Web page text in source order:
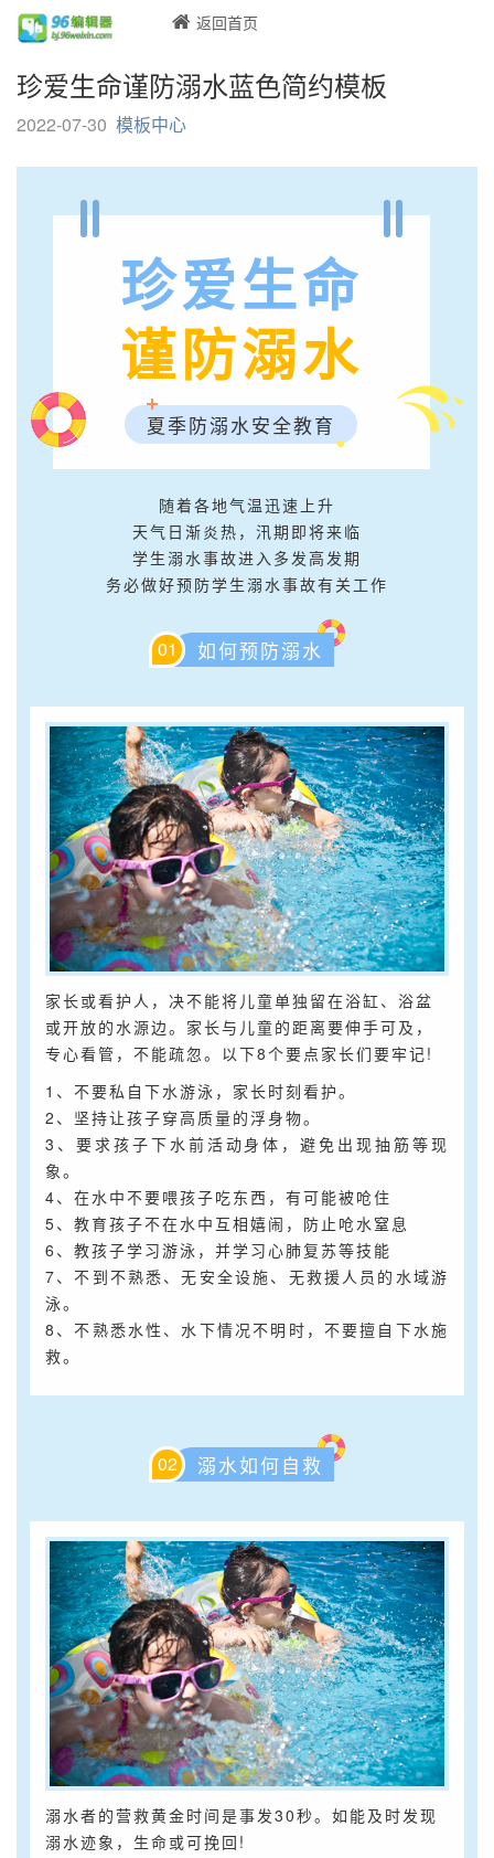
返回首页
珍爱生命谨防溺水蓝色简约模板
2022-07-30 模板中心
珍爱生命
谨防溺水
夏季防溺水安全教育
随着各地气温迅速上升
天气日渐炎热，汛期即将来临
学生溺水事故进入多发高发期
务必做好预防学生溺水事故有关工作
01 如何预防溺水
家长或看护人，决不能将儿童单独留在浴缸、浴盆
或开放的水源边。家长与儿童的距离要伸手可及，
专心看管，不能疏忽。以下8个要点家长们要牢记!
1、不要私自下水游泳，家长时刻看护。
2、坚持让孩子穿高质量的浮身物。
3、要求孩子下水前活动身体，避免出现抽筋等现
象。
4、在水中不要喂孩子吃东西，有可能被呛住
5、教育孩子不在水中互相嬉闹，防止呛水窒息
6、教孩子学习游泳，并学习心肺复苏等技能
7、不到不熟悉、无安全设施、无救援人员的水域游
泳。
8、不熟悉水性、水下情况不明时，不要擅自下水施
救。
02 溺水如何自救
溺水者的营救黄金时间是事发30秒。如能及时发现
溺水迹象，生命或可挽回!